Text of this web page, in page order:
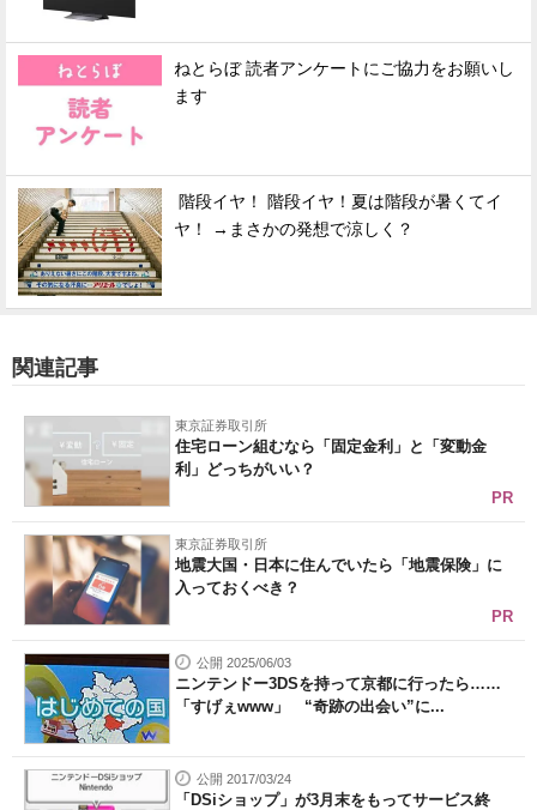
ねとらぼ 読者アンケートにご協力をお願いし
ます
階段イヤ！ 階段イヤ！夏は階段が暑くてイ
ヤ！ →まさかの発想で涼しく？
関連記事
東京証券取引所
住宅ローン組むなら「固定金利」と「変動金
利」どっちがいい？
PR
東京証券取引所
地震大国・日本に住んでいたら「地震保険」に
入っておくべき？
PR
公開 2025/06/03
ニンテンドー3DSを持って京都に行ったら……
「すげぇwww」 “奇跡の出会い”に...
公開 2017/03/24
「DSiショップ」が3月末をもってサービス終